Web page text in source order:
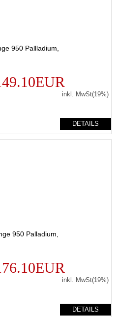
950 Pallladium,
inkl. MwSt(19%)
DETAILS
950 Palladium,
inkl. MwSt(19%)
DETAILS